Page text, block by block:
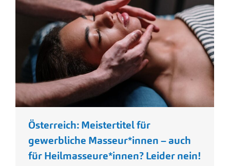
Österreich: Meistertitel für
gewerbliche Masseur*innen – auch
für Heilmasseure*innen? Leider nein!